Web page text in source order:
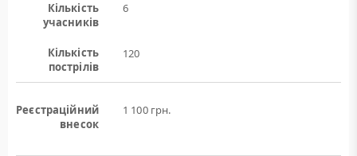
Кількість
учасників
6
Кількість
пострілів
120
Реєстраційний
внесок
1 100 грн.